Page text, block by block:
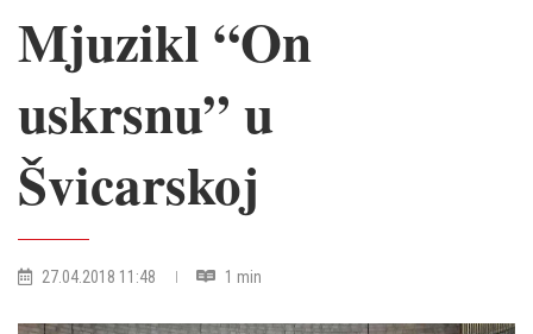
Mjuzikl “On
uskrsnu” u
Švicarskoj
27.04.2018 11:48 1 min